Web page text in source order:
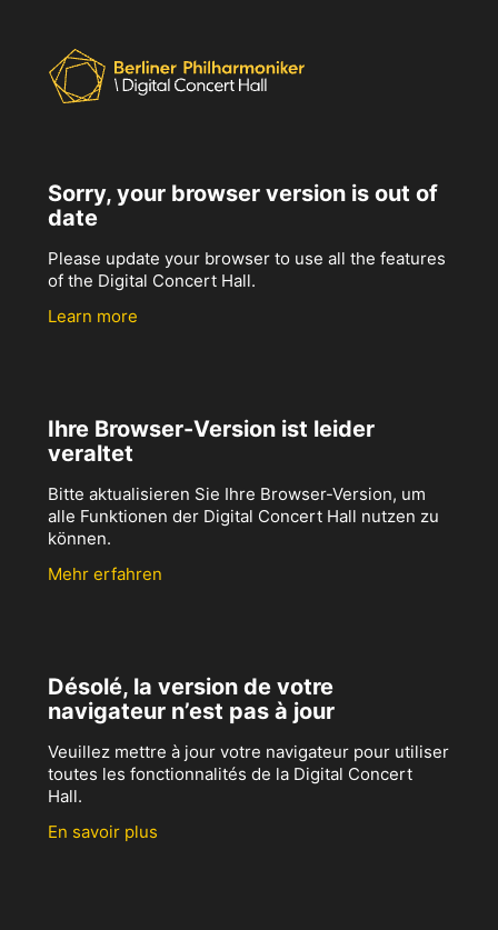
Sorry, your browser version is out of
date
Please update your browser to use all the features
of the Digital Concert Hall.
Learn more
Ihre Browser-Version ist leider
veraltet
Bitte aktualisieren Sie Ihre Browser-Version, um
alle Funktionen der Digital Concert Hall nutzen zu
können.
Mehr erfahren
Désolé, la version de votre
navigateur n’est pas à jour
Veuillez mettre à jour votre navigateur pour utiliser
toutes les fonctionnalités de la Digital Concert
Hall.
En savoir plus